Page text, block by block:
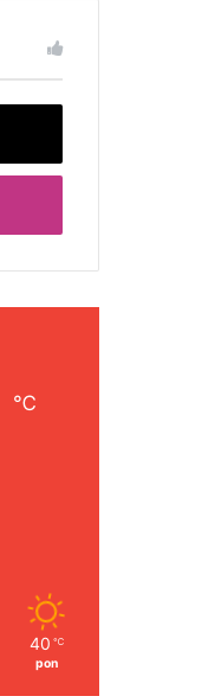
℃
40 ℃
pon